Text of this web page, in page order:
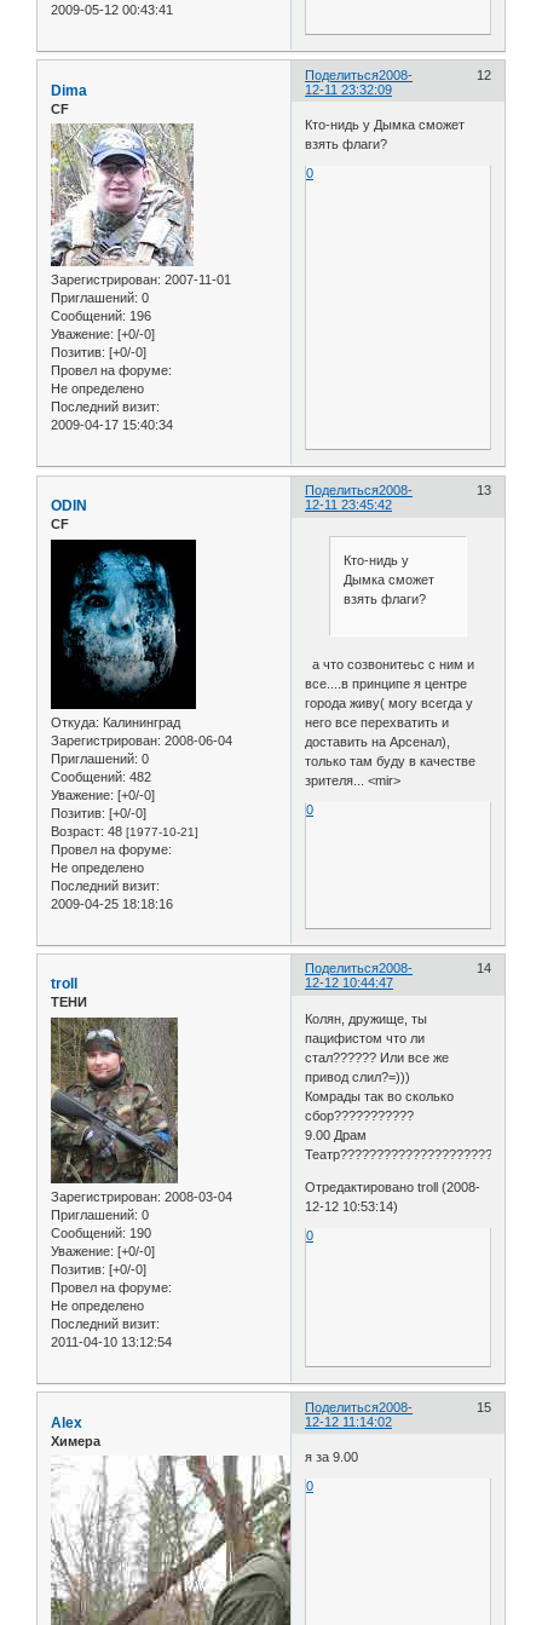
2009-05-12 00:43:41
Поделиться 12
2008-
12-11 23:32:09
Dima
CF
Зарегистрирован: 2007-11-01
Приглашений: 0
Сообщений: 196
Уважение: [+0/-0]
Позитив: [+0/-0]
Провел на форуме:
Не определено
Последний визит:
2009-04-17 15:40:34
Кто-нидь у Дымка сможет
взять флаги?
0
Поделиться 13
2008-
12-11 23:45:42
ODIN
CF
Откуда: Калининград
Зарегистрирован: 2008-06-04
Приглашений: 0
Сообщений: 482
Уважение: [+0/-0]
Позитив: [+0/-0]
Возраст: 48 [1977-10-21]
Провел на форуме:
Не определено
Последний визит:
2009-04-25 18:18:16
Кто-нидь у
Дымка сможет
взять флаги?
а что созвонитеьс с ним и
все....в принципе я центре
города живу( могу всегда у
него все перехватить и
доставить на Арсенал),
только там буду в качестве
зрителя... <mir>
0
Поделиться 14
2008-
12-12 10:44:47
troll
ТЕНИ
Зарегистрирован: 2008-03-04
Приглашений: 0
Сообщений: 190
Уважение: [+0/-0]
Позитив: [+0/-0]
Провел на форуме:
Не определено
Последний визит:
2011-04-10 13:12:54
Колян, дружище, ты
пацифистом что ли
стал?????? Или все же
привод слил?=)))
Комрады так во сколько
сбор???????????
9.00 Драм
Отредактировано troll (2008-
12-12 10:53:14)
0
Поделиться 15
2008-
12-12 11:14:02
Alex
Химера
я за 9.00
0